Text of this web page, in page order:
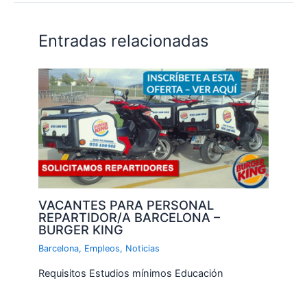
Entradas relacionadas
VACANTES PARA PERSONAL
REPARTIDOR/A BARCELONA –
BURGER KING
Barcelona, Empleos, Noticias
Requisitos Estudios mínimos Educación